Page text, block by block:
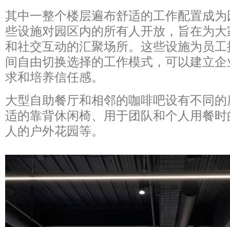
其中一整个楼层遍布舒适的工作配置成
些设施对园区内的所有人开放，旨在为
和社交互动的汇聚场所。这些设施为员
间自由切换选择的工作模式，可以建立
求和培养信任感。
大型自助餐厅和相邻的咖啡吧设有不同
适的靠背休闲椅、用于团队和个人用餐
人的户外花园等。